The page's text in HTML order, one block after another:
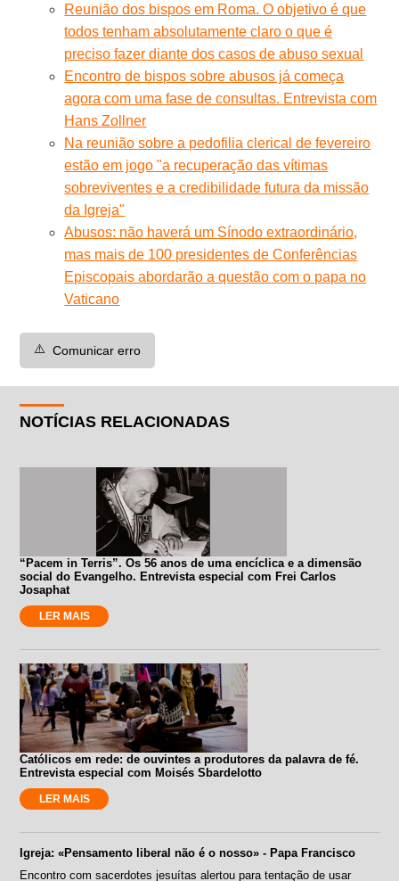
Reunião dos bispos em Roma. O objetivo é que
todos tenham absolutamente claro o que é
preciso fazer diante dos casos de abuso sexual
Encontro de bispos sobre abusos já começa
agora com uma fase de consultas. Entrevista com
Hans Zollner
Na reunião sobre a pedofilia clerical de fevereiro
estão em jogo "a recuperação das vítimas
sobreviventes e a credibilidade futura da missão
da Igreja"
Abusos: não haverá um Sínodo extraordinário,
mas mais de 100 presidentes de Conferências
Episcopais abordarão a questão com o papa no
Vaticano
⚠️ Comunicar erro
NOTÍCIAS RELACIONADAS
“Pacem in Terris”. Os 56 anos de uma encíclica e a dimensão
social do Evangelho. Entrevista especial com Frei Carlos
Josaphat
LER MAIS
Católicos em rede: de ouvintes a produtores da palavra de fé.
Entrevista especial com Moisés Sbardelotto
LER MAIS
Igreja: «Pensamento liberal não é o nosso» - Papa Francisco
Encontro com sacerdotes jesuítas alertou para tentação de usar